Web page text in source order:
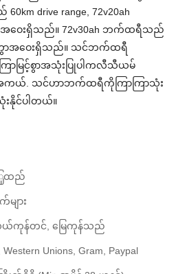
drive range, 72v20ah
ေးရှိသည်။ 72v30ah ဘက်ထရီသည်
အဝေးရှိသည်။ သင်ဘက်ထရီ
ကြာမြင့်စွာအသုံးပြုပါကလီသီယမ်
ယ်. သင်ဟာဘက်ထရီကိုကြာကြာသုံး
းနိုင်ပါတယ်။
ထည်
များ
ယ်ကုန်တင်, မြေကုန်သည်
Western Unions, Gram, Paypal